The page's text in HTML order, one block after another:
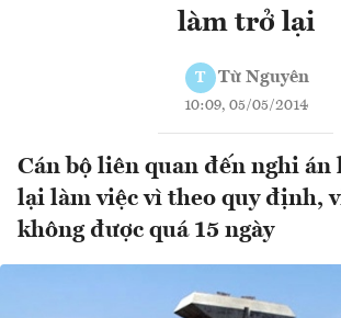
làm trở lại
T Từ Nguyên
10:09, 05/05/2014
Cán bộ liên quan đến nghi
lại làm việc vì theo quy định,
không được quá 15 ngày